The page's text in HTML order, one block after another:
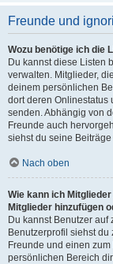
Freunde und
Wozu benötige ich die
Du kannst diese Listen
verwalten. Mitglieder,
deinem persönlichen
dort deren Onlinestatus
senden. Abhängig von
Freunde auch
siehst du seine
Nach oben
Wie kann ich
Mitglieder hinzufügen
Du kannst Benutzer auf
Benutzerprofil siehst
Freunde und einen
persönlichen Bereich